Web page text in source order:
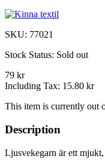
SKU: 77021
Stock Status: Sold out
79 kr
Including Tax: 15.80 kr
This item is currently out
Description
Ljusvekegarn är ett